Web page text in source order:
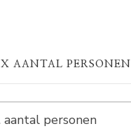
AANTAL PERSONEN
aantal personen